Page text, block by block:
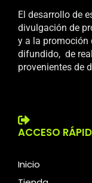
El desarrollo de
divulgación de
y a la promoción
difundido, de
provenientes de
ACCESO
Inicio